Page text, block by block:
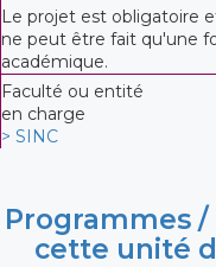
Le projet est obligatoire
ne peut être fait qu'une
académique.
Faculté ou entité
en charge
> SINC
Programmes
cette unité